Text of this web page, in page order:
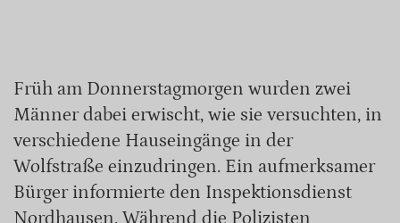
Früh am Donnerstagmorgen wurden zwei
Männer dabei erwischt, wie sie versuchten, in
verschiedene Hauseingänge in der
Wolfstraße einzudringen. Ein aufmerksamer
Bürger informierte den Inspektionsdienst
Nordhausen. Während die Polizisten